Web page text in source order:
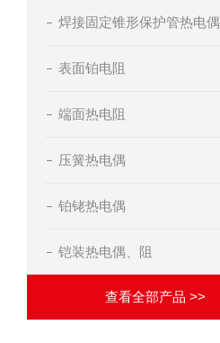
焊接固定锥形保护管热电偶
表面铂电阻
端面热电阻
压簧热电偶
铂铑热电偶
铠装热电偶、阻
查看全部产品 >>